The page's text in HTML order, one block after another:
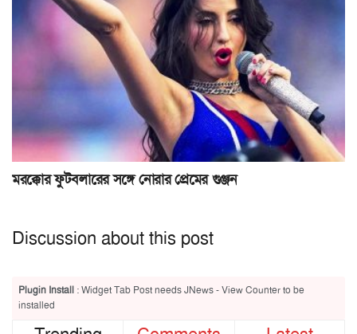
মরক্কোর ফুটবলারের সঙ্গে নোরার প্রেমের গুঞ্জন
Discussion about this post
Plugin Install : Widget Tab Post needs JNews - View Counter to be
installed